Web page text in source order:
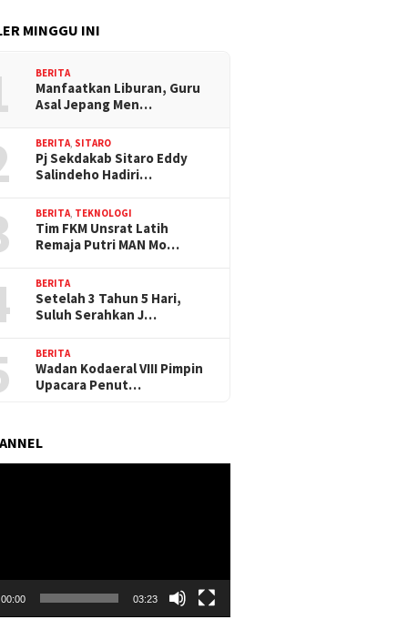
MINGGU INI
BERITA
Manfaatkan Liburan, Guru
Asal Jepang Men…
BERITA SITARO
Pj Sekdakab Sitaro Eddy
Salindeho Hadiri…
BERITA TEKNOLOGI
Tim FKM Unsrat Latih
Remaja Putri MAN Mo…
BERITA
Setelah 3 Tahun 5 Hari,
Suluh Serahkan J…
BERITA
Wadan Kodaeral VIII Pimpin
Upacara Penut…
00:00 03:23